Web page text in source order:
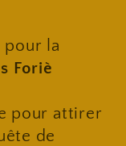
la
Foriè
pour attirer
de